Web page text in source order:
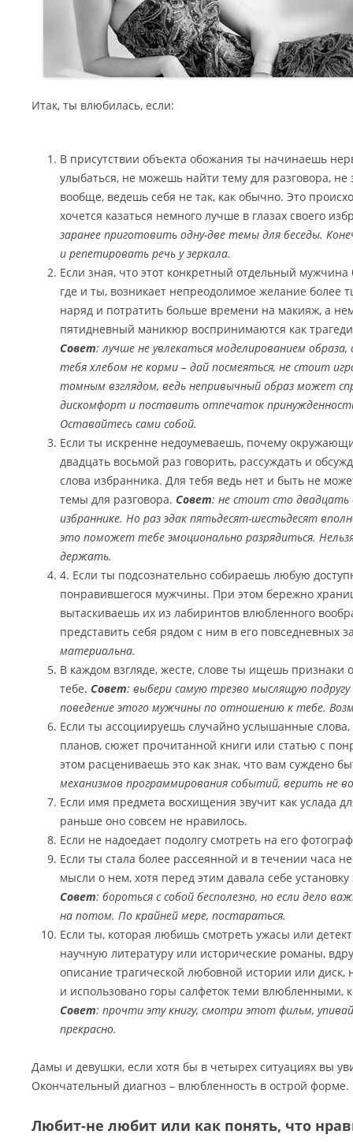
Итак, ты влюбилась, если:
В присутствии объекта обожания ты начинаешь
улыбаться, не можешь найти тему для разговора, не
вообще, ведешь себя не так, как обычно. Это
хочется казаться немного лучше в глазах своего
заранее приготовить одну-две темы для беседы.
и репетировать речь у зеркала.
Если зная, что этот конкретный отдельный
где и ты, возникает непреодолимое желание более
наряд и потратить больше времени на макияж, а
пятидневный маникюр воспринимаются как
Совет: лучше не увлекаться моделированием образа,
тебя хлебом не корми – дай посмеяться, не стоит
томным взглядом, ведь непривычный образ может
дискомфорт и поставить отпечаток
Оставайтесь сами собой.
Если ты искренне недоумеваешь, почему
двадцать восьмой раз говорить, рассуждать и
слова избранника. Для тебя ведь нет и быть не
темы для разговора. Совет: не стоит сто двадцать
избраннике. Но раз эдак пятьдесят-шестьдесят
это поможет тебе эмоционально разрядиться.
держать.
4. Если ты подсознательно собираешь любую
понравившегося мужчины. При этом бережно
вытаскиваешь их из лабиринтов влюбленного
представить себя рядом с ним в его повседневных
материальна.
В каждом взгляде, жесте, слове ты ищешь признаки
тебе. Совет: выбери самую трезво мыслящую
поведение этого мужчины по отношению к тебе.
Если ты ассоциируешь случайно услышанные
планов, сюжет прочитанной книги или статью с
этом расцениваешь это как знак, что вам суждено
механизмов программирования событий, верить не
Если имя предмета восхищения звучит как услада
раньше оно совсем не нравилось.
Если не надоедает подолгу смотреть на его
Если ты стала более рассеянной и в течении часа
мысли о нем, хотя перед этим давала себе
Совет: бороться с собой бесполезно, но если дело
на потом. По крайней мере, постараться.
Если ты, которая любишь смотреть ужасы или
научную литературу или исторические романы,
описание трагической любовной истории или диск,
и использовано горы салфеток теми влюбленными,
Совет: прочти эту книгу, смотри этот фильм,
прекрасно.
Дамы и девушки, если хотя бы в четырех ситуациях вы
Окончательный диагноз – влюбленность в острой форме.
Любит-не любит или как понять, что